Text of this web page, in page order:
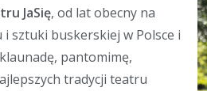
JaSię, od lat obecny na
sztuki buskerskiej w Polsce i
pantomimę,
tradycji teatru